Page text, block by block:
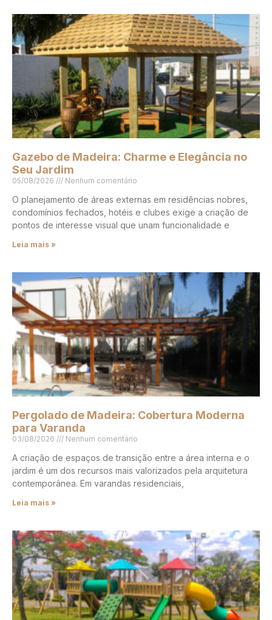
Gazebo de Madeira: Charme e Elegância no
Seu Jardim
05/08/2026 Nenhum comentário
O planejamento de áreas externas em residências nobres,
condomínios fechados, hotéis e clubes exige a criação de
pontos de interesse visual que unam funcionalidade e
Leia mais »
Pergolado de Madeira: Cobertura Moderna
para Varanda
03/08/2026 Nenhum comentário
A criação de espaços de transição entre a área interna e o
jardim é um dos recursos mais valorizados pela arquitetura
contemporânea. Em varandas residenciais,
Leia mais »